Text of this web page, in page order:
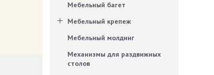
Мебельный багет
Мебельный крепеж
Мебельный молдинг
Механизмы для раздвижных
столов